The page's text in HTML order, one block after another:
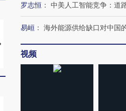
视线｜“入侵”还是“人道危
机”？难民潮撕裂西班牙
飞地休达
湖北宜昌局部短
4000人
罗志恒 ： 中美人工智能竞争：道
易峘 ： 海外能源供给缺口对中国
视频